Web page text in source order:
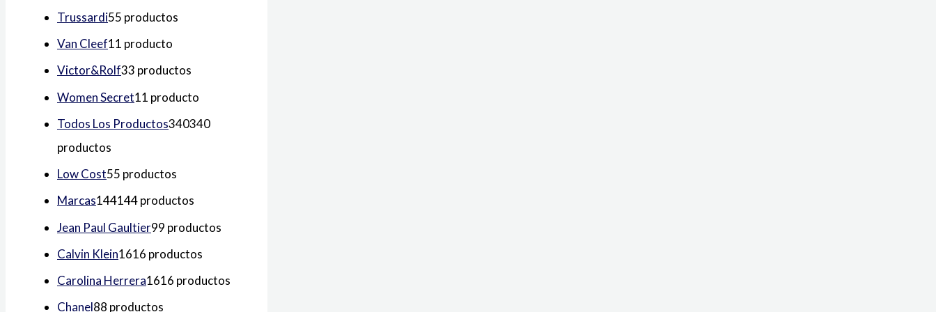
Trussardi55 productos
Van Cleef11 producto
Victor&Rolf33 productos
Women Secret11 producto
Todos Los Productos340340
productos
Low Cost55 productos
Marcas144144 productos
Jean Paul Gaultier99 productos
Calvin Klein1616 productos
Carolina Herrera1616 productos
Chanel88 productos